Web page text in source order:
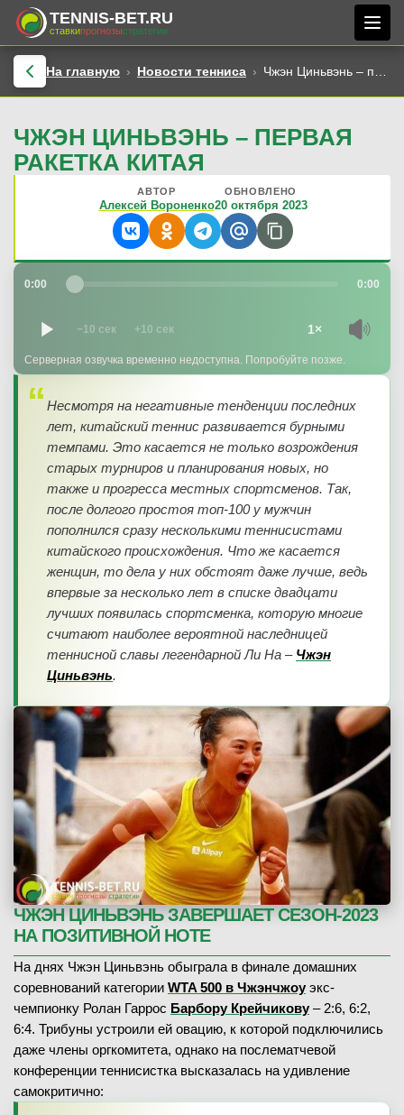
TENNIS-BET.RU
ставкипрогнозыстратегии
На главную Новости тенниса Чжэн Циньвэнь – первая ракетка Китая
ЧЖЭН ЦИНЬВЭНЬ – ПЕРВАЯ
РАКЕТКА КИТАЯ
АВТОР
Алексей Вороненко
ОБНОВЛЕНО
20 октября 2023
0:00 0:00
−10 сек +10 сек 1×
Серверная озвучка временно недоступна. Попробуйте позже.
Несмотря на негативные тенденции последних
лет, китайский теннис развивается бурными
темпами. Это касается не только возрождения
старых турниров и планирования новых, но
также и прогресса местных спортсменов. Так,
после долгого простоя топ-100 у мужчин
пополнился сразу несколькими теннисистами
китайского происхождения. Что же касается
женщин, то дела у них обстоят даже лучше, ведь
впервые за несколько лет в списке двадцати
лучших появилась спортсменка, которую многие
считают наиболее вероятной наследницей
теннисной славы легендарной Ли На – Чжэн
Циньвэнь.
ЧЖЭН ЦИНЬВЭНЬ ЗАВЕРШАЕТ СЕЗОН-2023
НА ПОЗИТИВНОЙ НОТЕ
На днях Чжэн Циньвэнь обыграла в финале домашних
соревнований категории WTA 500 в Чжэнчжоу экс-
чемпионку Ролан Гаррос Барбору Крейчикову – 2:6, 6:2,
6:4. Трибуны устроили ей овацию, к которой подключились
даже члены оргкомитета, однако на послематчевой
конференции теннисистка высказалась на удивление
самокритично: